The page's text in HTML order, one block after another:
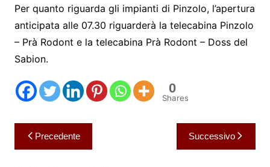
Per quanto riguarda gli impianti di Pinzolo, l’apertura
anticipata alle 07.30 riguarderà la telecabina Pinzolo
– Prà Rodont e la telecabina Prà Rodont – Doss del
Sabion.
0
Shares
Navigazione
articoli
Precedente Successivo